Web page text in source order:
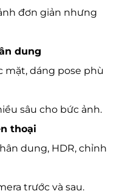
đơn giản nhưng
dung
mặt, dáng pose phù
sâu cho bức ảnh.
thoại
dung, HDR, chỉnh
trước và sau.